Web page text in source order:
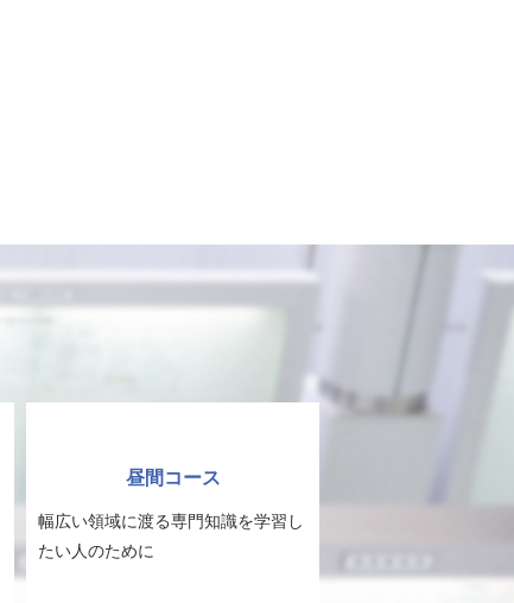
昼間コース
幅広い領域に渡る専門知識を学習し
たい人のために